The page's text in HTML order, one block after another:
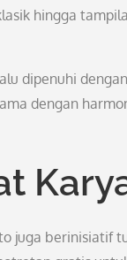
hingga
dipenuhi
dengan
juga berinisiatif